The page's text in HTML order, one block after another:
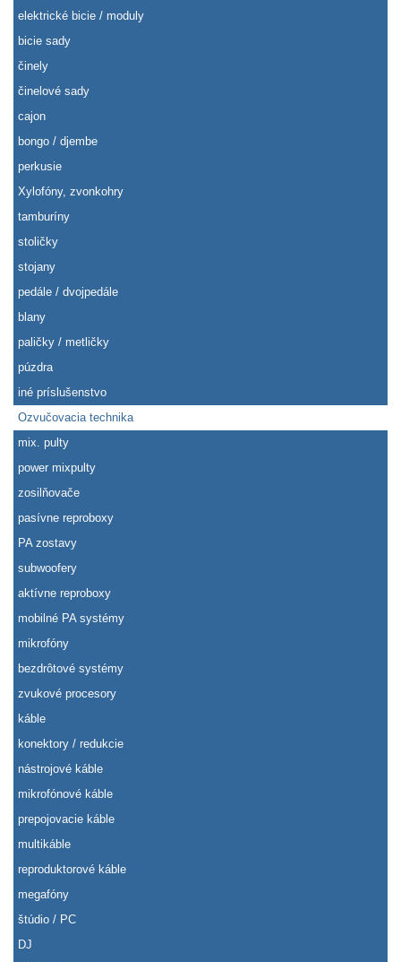
elektrické bicie / moduly
bicie sady
činely
činelové sady
cajon
bongo / djembe
perkusie
Xylofóny, zvonkohry
tamburíny
stoličky
stojany
pedále / dvojpedále
blany
paličky / metličky
púzdra
iné príslušenstvo
Ozvučovacia technika
mix. pulty
power mixpulty
zosilňovače
pasívne reproboxy
PA zostavy
subwoofery
aktívne reproboxy
mobilné PA systémy
mikrofóny
bezdrôtové systémy
zvukové procesory
káble
konektory / redukcie
nástrojové káble
mikrofónové káble
prepojovacie káble
multikáble
reproduktorové káble
megafóny
štúdio / PC
DJ